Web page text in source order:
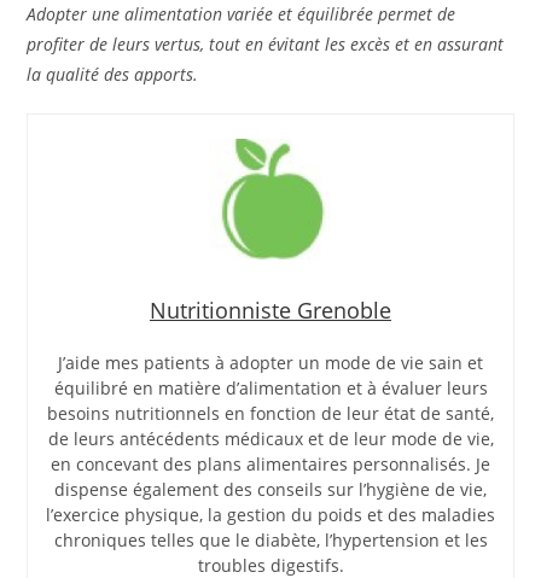
Adopter une alimentation variée et équilibrée permet de
profiter de leurs vertus, tout en évitant les excès et en assurant
la qualité des apports.
Nutritionniste Grenoble
J’aide mes patients à adopter un mode de vie sain et
équilibré en matière d’alimentation et à évaluer leurs
besoins nutritionnels en fonction de leur état de santé,
de leurs antécédents médicaux et de leur mode de vie,
en concevant des plans alimentaires personnalisés. Je
dispense également des conseils sur l’hygiène de vie,
l’exercice physique, la gestion du poids et des maladies
chroniques telles que le diabète, l’hypertension et les
troubles digestifs.